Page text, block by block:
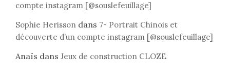
compte instagram [@souslefeuillage]
Sophie Herisson dans 7- Portrait Chinois et
découverte d’un compte instagram [@souslefeuillage]
Anaïs dans Jeux de construction CLOZE